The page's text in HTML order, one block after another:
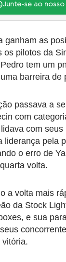
Junte-se ao nosso
ganham as
os pilotos da
tem um
barreira de
passava a
com
com
liderança pela
o erro de
volta.
a volta mais
da Stock
e sua